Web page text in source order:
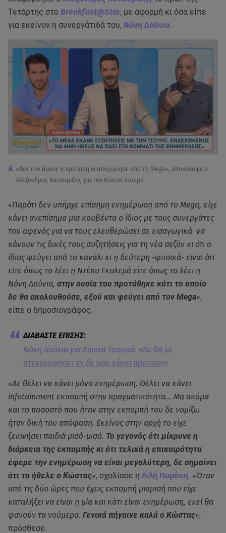
Τετάρτης στο Breakfast@Star, με αφορμή κι όσα είπε
για εκείνον η συνεργάτιδά του, Νόνη Δούνια.
«Δεν του άρεσε η πρόταση κι αποχώρησε από το Mega», αποκάλυψε ο
Αλέξανδρος Κατσαρίδης για τον Κώστα Τσουρό
«Παρότι δεν υπήρχε επίσημη ενημέρωση από το Mega, είχε
κάνει ανεπίσημα μια κουβέντα ο ίδιος με τους συνεργάτες
του αφενός για να τους ελευθερώσει σε εισαγωγικά να
κάνουν τις δικές τους συζητήσεις για τη νέα σεζόν κι ότι ο
ίδιος φεύγει από το κανάλι κι η δεύτερη -φυσικά- είναι ότι
είτε όπως το λέει η Ντέπυ Γκολεμά είτε όπως το λέει η
Νόνη Δούνια, στην ουσία του προτάθηκε κάτι το οποίο
δε θα ακολουθούσε, εξού και φεύγει από τον Mega»,
είπε ο δημοσιογράφος.
Νόνη Δούνια για Κώστα Τσουρό: «Δε θα με
στεναχωρήσει αν δε μου κάνει πρόταση»
«Δε θέλει να κάνει μόνο ενημέρωση. Θέλει να κάνει
infotainment εκπομπή στην πραγματικότητα... Μα ακόμα
και το ποσοστό που ήταν στην εκπομπή του δε νομίζω
ήταν δική του απόφαση. Εκείνος στην αρχή το είχε
ξεκινήσει παιδιά μισό-μισό. Το γεγονός ότι μίκρυνε η
διάρκεια της εκπομπής κι ότι τελικά η επικαιρότητα
έφερε την ενημέρωση να είναι μεγαλύτερη, δε σημαίνει
ότι το ήθελε ο Κώστας», σχολίασε η Λιλή Πυράκη. «Όταν
από τις δύο ώρες που έχεις εκπομπή μιαμισή που είχε
καταλήξει να είναι η μία και κάτι είναι ενημέρωση, εκεί θα
φανούν τα νούμερα. Γενικά πήγαινε καλά ο Κώστας»,
πρόσθεσε.